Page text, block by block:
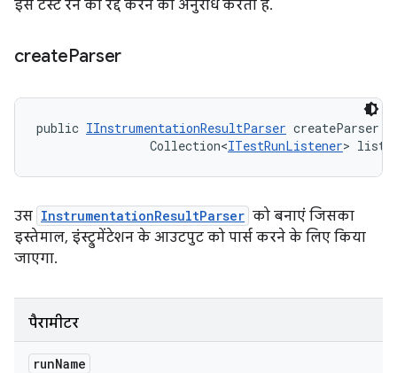
इस टेस्ट रन को रद्द करने का अनुरोध करता है.
createParser
public IInstrumentationResultParser createParser
                Collection<
ITestRunListener>
उस InstrumentationResultParser को बनाएं जिसका
इस्तेमाल, इंस्ट्रुमेंटेशन के आउटपुट को पार्स करने के लिए किया
जाएगा.
पैरामीटर
runName